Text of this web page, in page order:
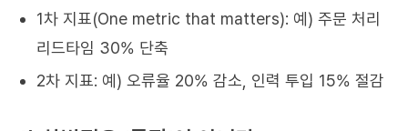
1차 지표(One metric that matters): 예) 주문 처리
리드타임 30% 단축
2차 지표: 예) 오류율 20% 감소, 인력 투입 15% 절감